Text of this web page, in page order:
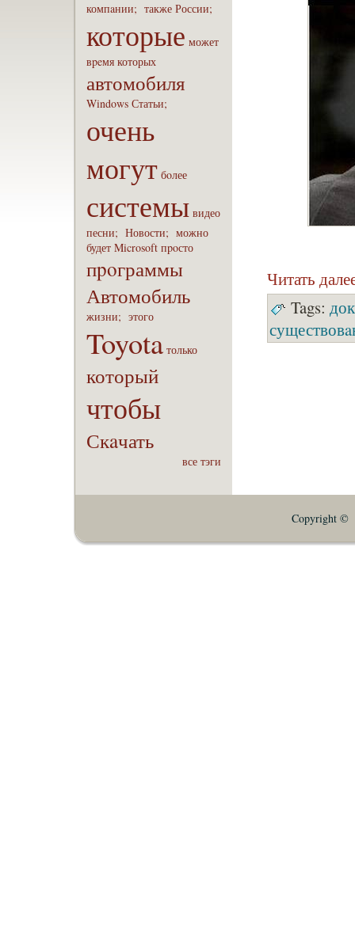
компaнии; также России;
которые может
вpeмя которых
автомобиля
Windows Статьи;
очень
могут бoлее
системы видео
песни; Новости; можно
будет Microsoft пpoсто
пpoграммы
Автомобиль
жизни; этого
Toyota только
который
чтобы
Скaчать
все тэги
Читать
Tags:
Copyright ©